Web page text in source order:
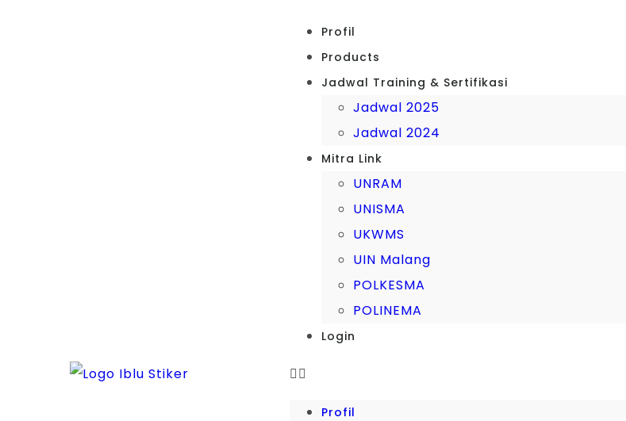
Profil
Products
Jadwal Training & Sertifikasi
Jadwal 2025
Jadwal 2024
Mitra Link
UNRAM
UNISMA
UKWMS
UIN Malang
POLKESMA
POLINEMA
Login
Profil